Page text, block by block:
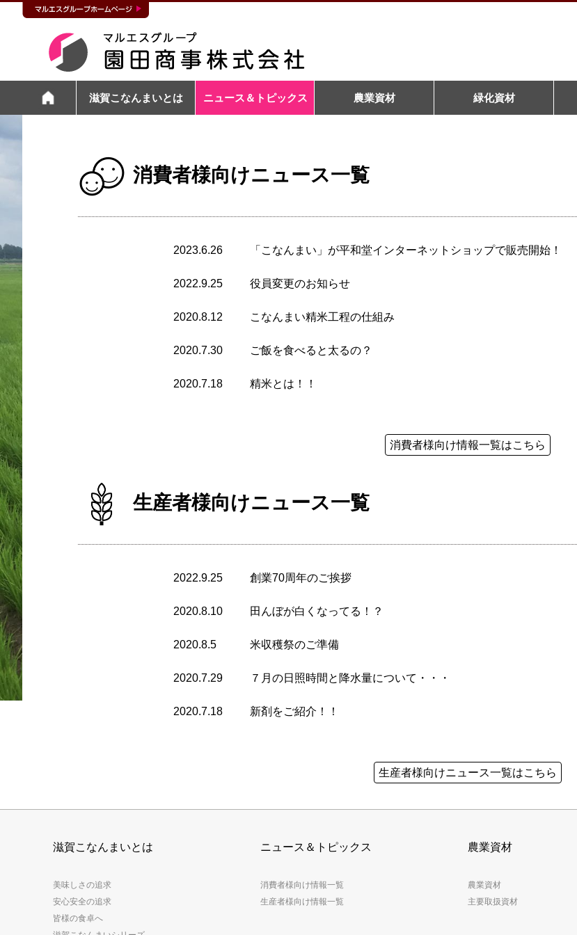
滋賀こなんまいとは ニュース＆トピックス 農業資材 緑化資材
消費者様向けニュース一覧
2023.6.26 「こなんまい」が平和堂インターネットショップで販売開始！
2022.9.25 役員変更のお知らせ
2020.8.12 こなんまい精米工程の仕組み
2020.7.30 ご飯を食べると太るの？
2020.7.18 精米とは！！
消費者様向け情報一覧はこちら
生産者様向けニュース一覧
2022.9.25 創業70周年のご挨拶
2020.8.10 田んぼが白くなってる！？
2020.8.5 米収穫祭のご準備
2020.7.29 ７月の日照時間と降水量について・・・
2020.7.18 新剤をご紹介！！
生産者様向けニュース一覧はこちら
滋賀こなんまいとは
美味しさの追求
安心安全の追求
皆様の食卓へ
ニュース＆トピックス
消費者様向け情報一覧
生産者様向け情報一覧
農業資材
農業資材
主要取扱資材